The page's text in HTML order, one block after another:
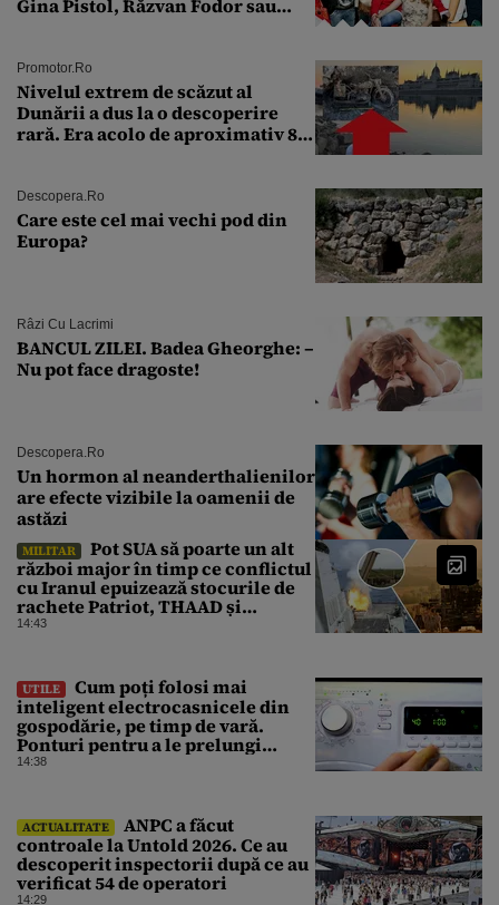
Gina Pistol, Răzvan Fodor sau
Promotor.ro
Nivelul extrem de scăzut al
Dunării a dus la o descoperire
rară. Era acolo de aproximativ 80
Descopera.ro
Care este cel mai vechi pod din
Europa?
Râzi Cu Lacrimi
BANCUL ZILEI. Badea Gheorghe: –
Nu pot face dragoste!
Descopera.ro
Un hormon al neanderthalienilor
are efecte vizibile la oamenii de
astăzi
MILITAR
Pot SUA să poarte un alt
război major în timp ce conflictul
cu Iranul epuizează stocurile de
rachete Patriot, THAAD și
Tomahawk?
14:43
UTILE
Cum poți folosi mai
inteligent electrocasnicele din
gospodărie, pe timp de vară.
Ponturi pentru a le prelungi
durata de viață
14:38
ACTUALITATE
ANPC a făcut
controale la Untold 2026. Ce au
descoperit inspectorii după ce au
verificat 54 de operatori
14:29